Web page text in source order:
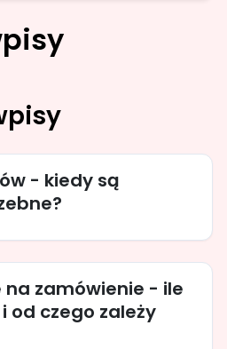
- kiedy są
zamówienie - ile
od czego zależy